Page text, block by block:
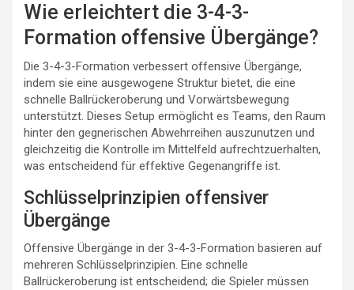
Wie erleichtert die 3-4-3-
Formation offensive Übergänge?
Die 3-4-3-Formation verbessert offensive Übergänge,
indem sie eine ausgewogene Struktur bietet, die eine
schnelle Ballrückeroberung und Vorwärtsbewegung
unterstützt. Dieses Setup ermöglicht es Teams, den Raum
hinter den gegnerischen Abwehrreihen auszunutzen und
gleichzeitig die Kontrolle im Mittelfeld aufrechtzuerhalten,
was entscheidend für effektive Gegenangriffe ist.
Schlüsselprinzipien offensiver
Übergänge
Offensive Übergänge in der 3-4-3-Formation basieren auf
mehreren Schlüsselprinzipien. Eine schnelle
Ballrückeroberung ist entscheidend; die Spieler müssen